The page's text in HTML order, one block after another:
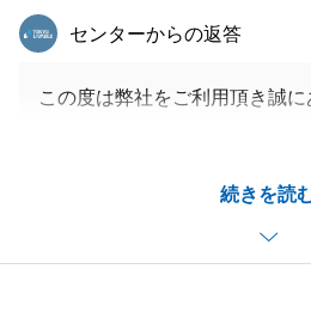
続きを読
東急リバブル
センターからの返答
この度は弊社をご利用頂き誠
期に合わせた不動産選び等ご
介でき私も嬉しく感じておりま
また何か私でお役に立てるこ